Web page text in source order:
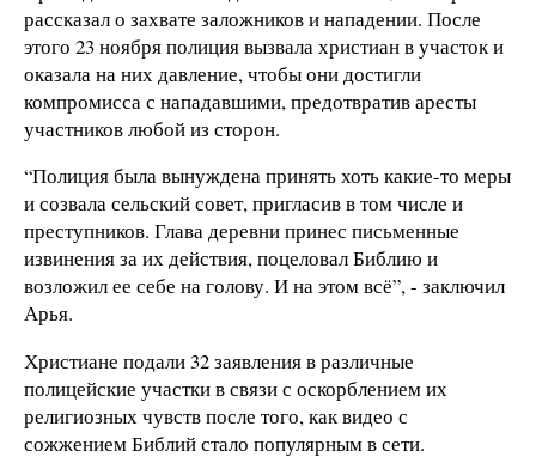
рассказал о захвате заложников и нападении. После
этого 23 ноября полиция вызвала христиан в участок и
оказала на них давление, чтобы они достигли
компромисса с нападавшими, предотвратив аресты
участников любой из сторон.
“Полиция была вынуждена принять хоть какие-то меры
и созвала сельский совет, пригласив в том числе и
преступников. Глава деревни принес письменные
извинения за их действия, поцеловал Библию и
возложил ее себе на голову. И на этом всё”, - заключил
Арья.
Христиане подали 32 заявления в различные
полицейские участки в связи с оскорблением их
религиозных чувств после того, как видео с
сожжением Библий стало популярным в сети.